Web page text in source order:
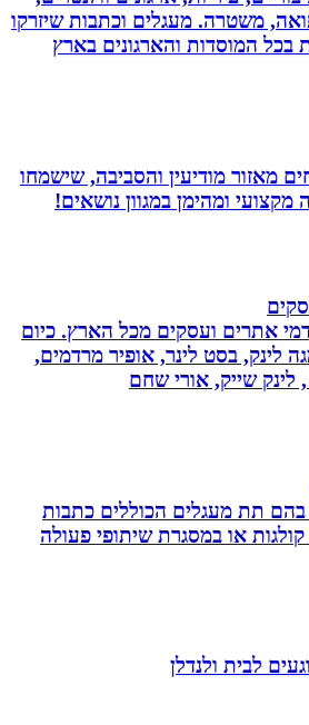
משטרה. מעגלים וכתבות שיזרקו
המוסדות והארגונים בארץ
מודיעין והסביבה, שישמחו
ומהימן במגוון נושאים!
ועסקים מכל הארץ. כיום
בסט לינר, אופיר מרדמים,
שייק, אורי שחם
תת מעגלים הכוללים כתבות
או במסגרת שיתופי פעולה
ולנדלן